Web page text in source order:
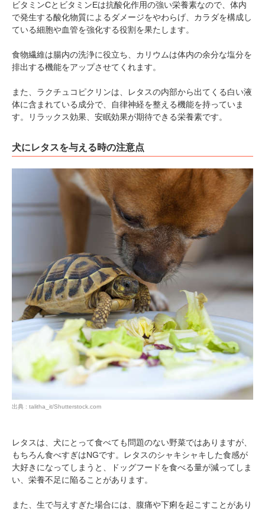
ビタミンCとビタミンEは抗酸化作用の強い栄養素なので、体内
で発生する酸化物質によるダメージをやわらげ、カラダを構成し
ている細胞や血管を強化する役割を果たします。
食物繊維は腸内の洗浄に役立ち、カリウムは体内の余分な塩分を
排出する機能をアップさせてくれます。
また、ラクチュコピクリンは、レタスの内部から出てくる白い液
体に含まれている成分で、自律神経を整える機能を持っていま
す。リラックス効果、安眠効果が期待できる栄養素です。
犬にレタスを与える時の注意点
出典 : talitha_it/Shutterstock.com
レタスは、犬にとって食べても問題のない野菜ではありますが、
もちろん食べすぎはNGです。レタスのシャキシャキした食感が
大好きになってしまうと、ドッグフードを食べる量が減ってしま
い、栄養不足に陥ることがあります。
また、生で与えすぎた場合には、腹痛や下痢を起こすことがあり
閉じる
pecodogs
いぬ部をフォロー
pecocats
ねこ部をフォロー
PECOアプリをダウンロード済みの方
アプリをダウンロードする